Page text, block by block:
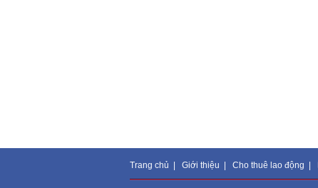
Trang chủ Giới thiệu Cho thuê lao động